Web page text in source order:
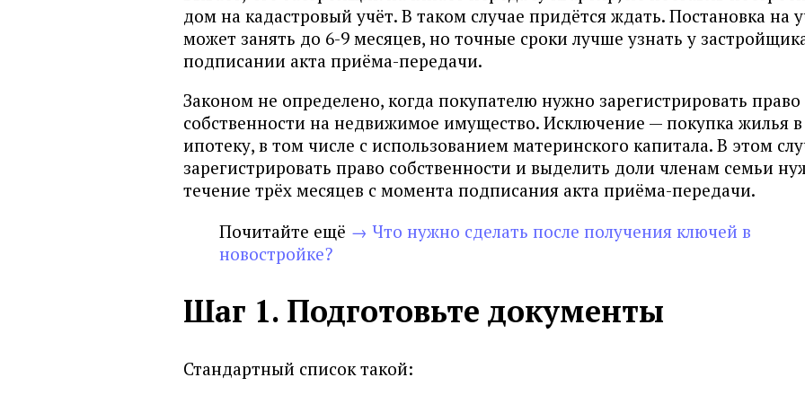
Банк Аверс
Банк жилищного финансирования
Банк ЗЕНИТ
Банк Оранжевый
Банк Россия
Банк Саратов
Банк Солидарность
БМ-Банк (бывший Банк Возрождение)
Всероссийский банк развития регионов
ГЕНБАНК
Дальневосточный банк
Интеза банк
дом на кадастровый учёт. В таком случае придётся ждать. Постановка на
может занять до 6-9 месяцев, но точные сроки лучше узнать у
подписании акта приёма-передачи.
Законом не определено, когда покупателю нужно зарегистрировать право
собственности на недвижимое имущество. Исключение — покупка жилья в
ипотеку, в том числе с использованием материнского капитала. В этом
зарегистрировать право собственности и выделить доли членам семьи
течение трёх месяцев с момента подписания акта приёма-передачи.
Почитайте ещё → Что нужно сделать после получения ключей в
новостройке?
Шаг 1. Подготовьте документы
Стандартный список такой: